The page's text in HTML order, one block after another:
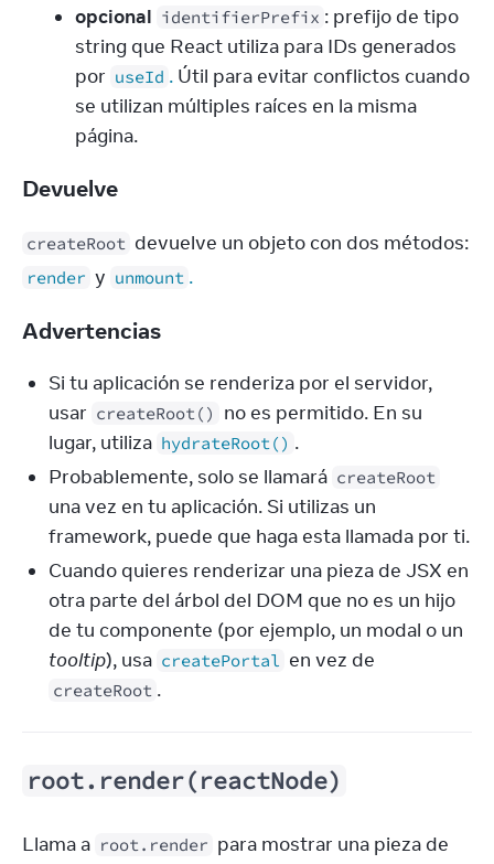
opcional identifierPrefix : prefijo de tipo
string que React utiliza para IDs generados
por useId . Útil para evitar conflictos cuando
se utilizan múltiples raíces en la misma
página.
Devuelve
createRoot
render y unmount .
Advertencias
Si tu aplicación se renderiza por el servidor,
usar createRoot()
no es permitido. En su
lugar, utiliza hydrateRoot() .
Probablemente, solo se llamará createRoot
una vez en tu aplicación. Si utilizas un
framework, puede que haga esta llamada por ti.
Cuando quieres renderizar una pieza de JSX en
otra parte del árbol del DOM que no es un hijo
de tu componente (por ejemplo, un modal o un
tooltip), usa createPortal en vez de
createRoot .
root.render(reactNode)
Llama a root.render